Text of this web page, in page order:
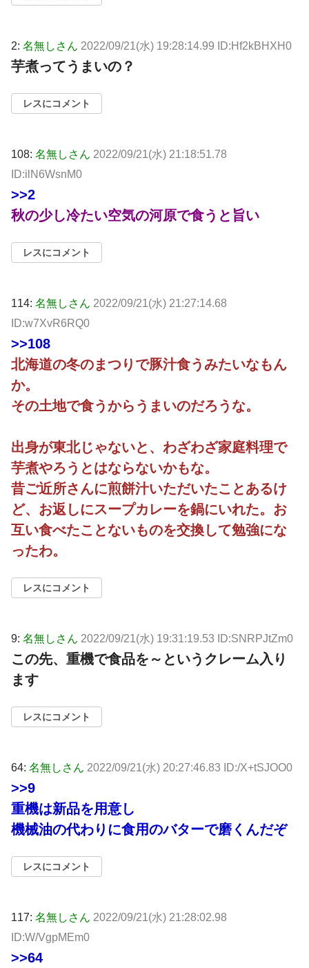
2: 名無しさん 2022/09/21(水) 19:28:14.99 ID:Hf2kBHXH0
芋煮ってうまいの？
レスにコメント
108: 名無しさん 2022/09/21(水) 21:18:51.78
ID:ilN6WsnM0
>>2
秋の少し冷たい空気の河原で食うと旨い
レスにコメント
114: 名無しさん 2022/09/21(水) 21:27:14.68
ID:w7XvR6RQ0
>>108
北海道の冬のまつりで豚汁食うみたいなもん
か。
その土地で食うからうまいのだろうな。
出身が東北じゃないと、わざわざ家庭料理で
芋煮やろうとはならないかもな。
昔ご近所さんに煎餅汁いただいたことあるけ
ど、お返しにスープカレーを鍋にいれた。お
互い食べたことないものを交換して勉強にな
ったわ。
レスにコメント
9: 名無しさん 2022/09/21(水) 19:31:19.53 ID:SNRPJtZm0
この先、重機で食品を～というクレーム入り
ます
レスにコメント
64: 名無しさん 2022/09/21(水) 20:27:46.83 ID:/X+tSJOO0
>>9
重機は新品を用意し
機械油の代わりに食用のバターで磨くんだぞ
レスにコメント
117: 名無しさん 2022/09/21(水) 21:28:02.98
ID:W/VgpMEm0
>>64